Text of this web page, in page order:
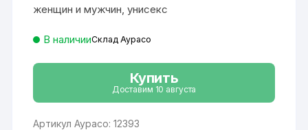
женщин и мужчин, унисекс
В наличииСклад Аурасо
Купить
Доставим 10 августа
Артикул Аурасо: 12393